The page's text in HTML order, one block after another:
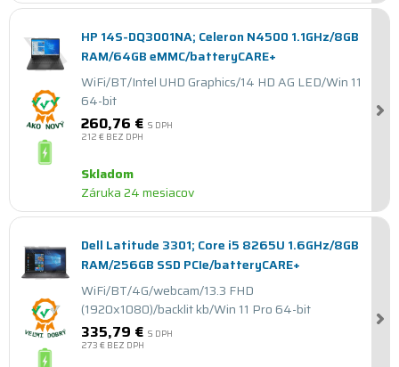
HP 14S-DQ3001NA; Celeron N4500 1.1GHz/8GB
RAM/64GB eMMC/batteryCARE+
WiFi/BT/Intel UHD Graphics/14 HD AG LED/Win 11
64-bit
260,76 € S DPH
212 € BEZ DPH
Skladom
Záruka 24 mesiacov
Dell Latitude 3301; Core i5 8265U 1.6GHz/8GB
RAM/256GB SSD PCIe/batteryCARE+
WiFi/BT/4G/webcam/13.3 FHD
(1920x1080)/backlit kb/Win 11 Pro 64-bit
335,79 € S DPH
273 € BEZ DPH